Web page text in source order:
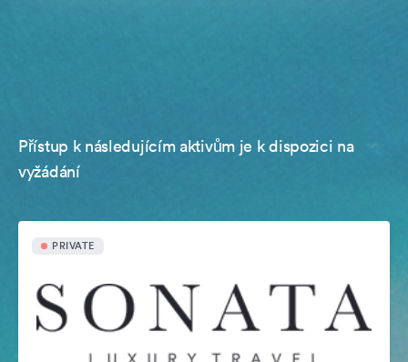
Přístup k následujícím aktivům je k dispozici na
vyžádání
PRIVATE